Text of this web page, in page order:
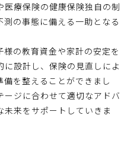
療保険の健康保険独自の制
の事態に備える一助となる
の教育資金や家計の安定を
設計し、保険の見直しによ
を整えることができまし
ジに合わせて適切なアドバ
来をサポートしていきま